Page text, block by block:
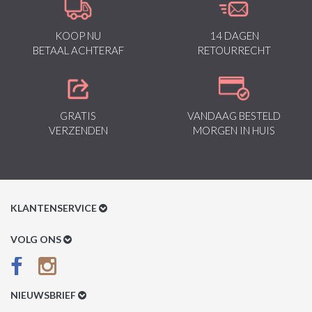
KOOP NU
BETAAL ACHTERAF
14 DAGEN
RETOURRECHT
GRATIS
VERZENDEN
VANDAAG BESTELD
MORGEN IN HUIS
KLANTENSERVICE
Klantenservice
Betaalmethoden
VOLG ONS
NIEUWSBRIEF